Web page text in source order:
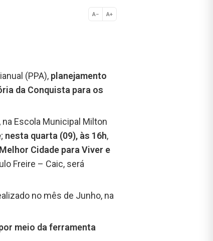
A− A+
Normal
(PPA), planejamento
da Conquista para os
, na Escola Municipal Milton
; nesta quarta (09), às 16h,
Cidade para Viver e
Freire – Caic, será
no mês de Junho, na
meio da ferramenta